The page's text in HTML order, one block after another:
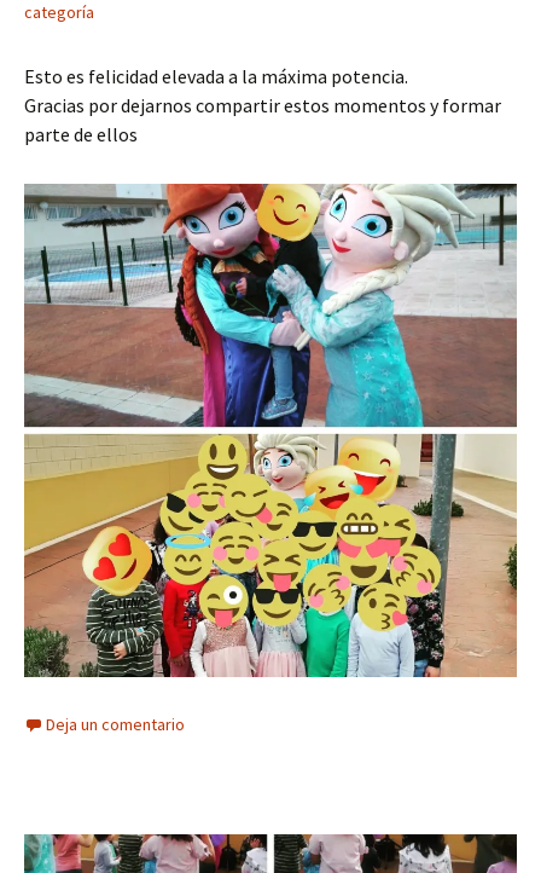
categoría
Esto es felicidad elevada a la máxima potencia.
Gracias por dejarnos compartir estos momentos y formar
parte de ellos
Deja un comentario